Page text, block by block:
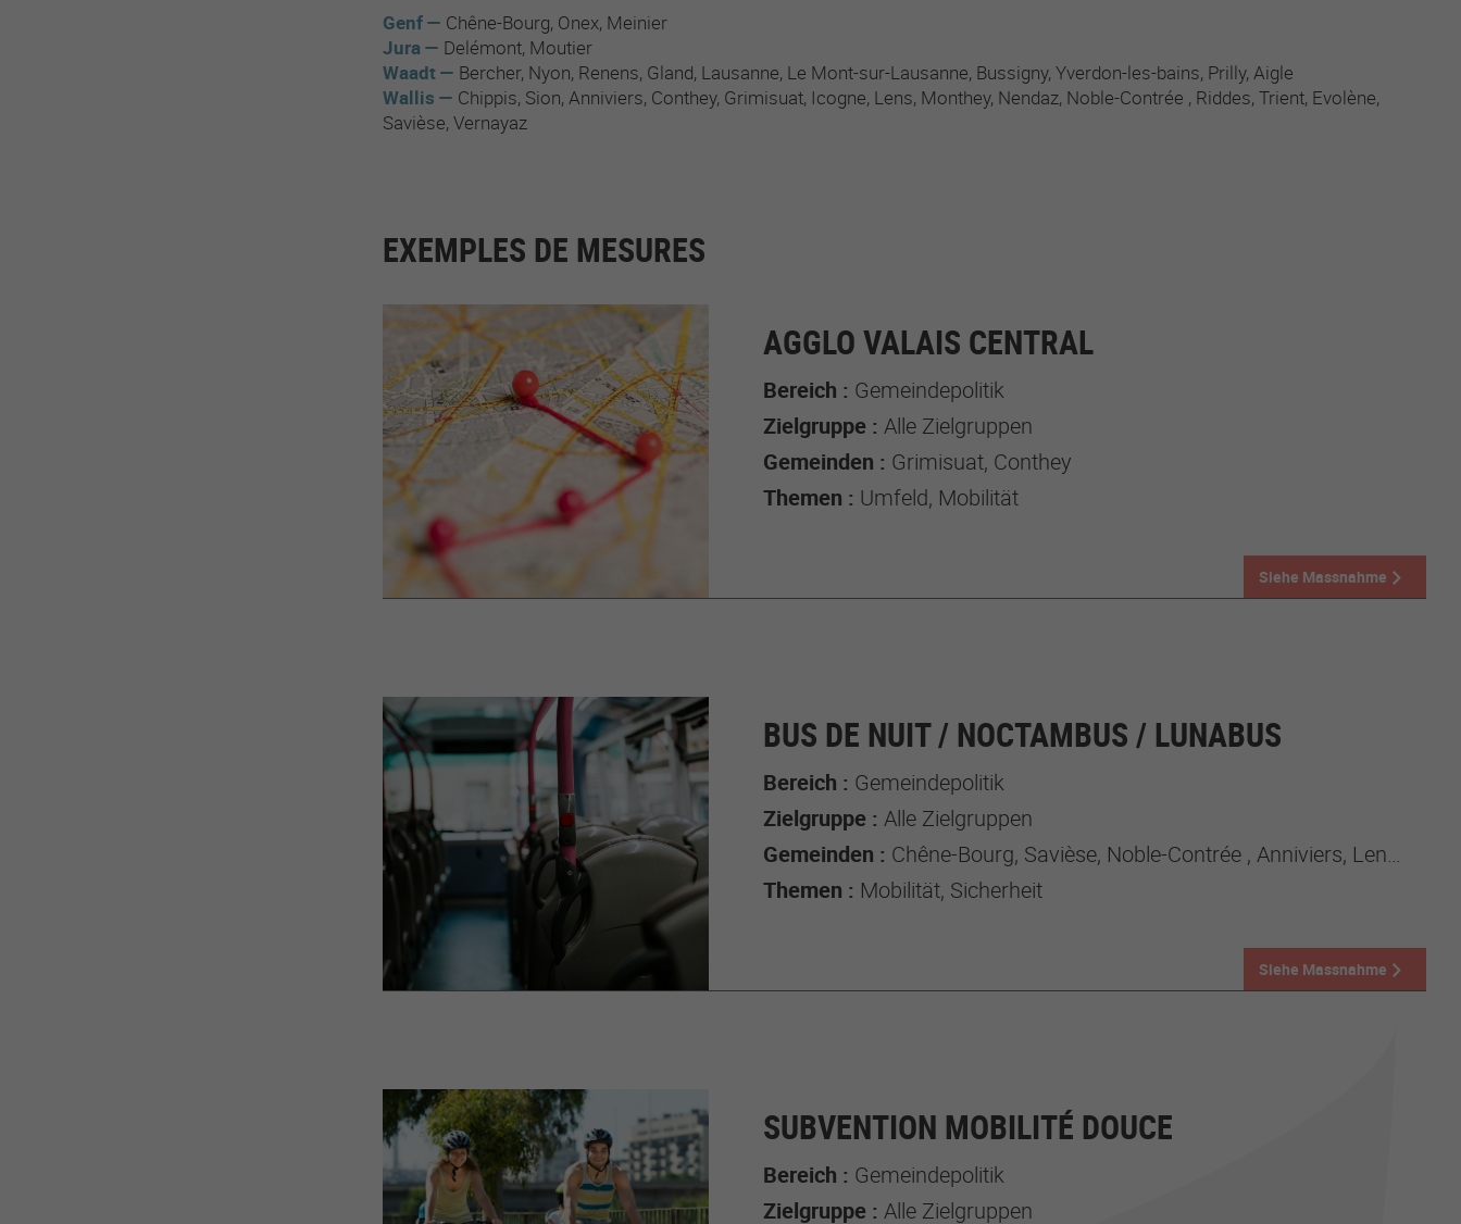
Genf Chêne-Bourg Onex Meinier
Jura
Delémont Moutier
Waadt
Bercher Nyon Renens Gland Lausanne Le Mont-sur-Lausanne Bussigny Yverdon-les-bains Prilly Aigle
Wallis
Chippis Sion Anniviers Conthey Grimisuat Icogne Lens Monthey Nendaz Noble-Contrée Riddes Trient Evolène
Savièse Vernayaz
EXEMPLES DE MESURES
AGGLO VALAIS CENTRAL
Bereich : Gemeindepolitik
Zielgruppe : Alle Zielgruppen
Gemeinden : Grimisuat, Conthey
Themen : Umfeld, Mobilität
Siehe Massnahme
BUS DE NUIT / NOCTAMBUS / LUNABUS
Bereich : Gemeindepolitik
Zielgruppe : Alle Zielgruppen
Gemeinden : Chêne-Bourg, Savièse, Noble-Contrée , Anniviers, Lens, Evolène
Themen : Mobilität, Sicherheit
Siehe Massnahme
SUBVENTION MOBILITÉ DOUCE
Bereich : Gemeindepolitik
Zielgruppe : Alle Zielgruppen